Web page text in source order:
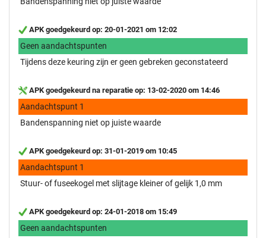
APK goedgekeurd op: 20-01-2021 om 12:02
Geen aandachtspunten
Tijdens deze keuring zijn er geen gebreken geconstateerd
APK goedgekeurd na reparatie op: 13-02-2020 om 14:46
Aandachtspunt 1
Bandenspanning niet op juiste waarde
APK goedgekeurd op: 31-01-2019 om 10:45
Aandachtspunt 1
Stuur- of fuseekogel met slijtage kleiner of gelijk 1,0 mm
APK goedgekeurd op: 24-01-2018 om 15:49
Geen aandachtspunten